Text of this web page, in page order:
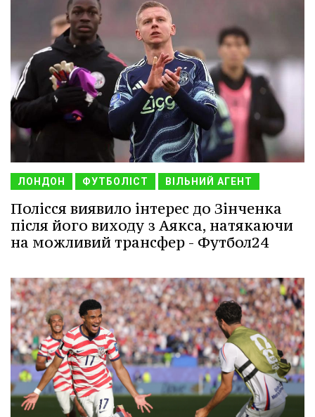
ЛОНДОН ФУТБОЛІСТ ВІЛЬНИЙ АГЕНТ
Полісся виявило інтерес до Зінченка
після його виходу з Аякса, натякаючи
на можливий трансфер - Футбол24